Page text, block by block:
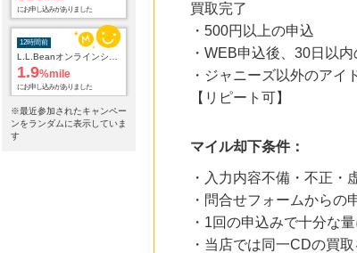
L.L.Beanオンラインショップ
1.9 %mile
にお申し込みがありました
12時間前
電子貸本Renta!
14.0
※最近参加されたキャンペー
ンをランダムに表示していま
す
買取完了
・500円以上の申込
・WEB申込後、30日以
・ジャニーズ以外のアイ
【リピート可】
マイル却下条件：
・入力内容不備・不正・
・問合せフォームからの
・1回の申込みで十分な
・当店では同一CDの買